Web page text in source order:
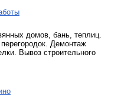
домов, бань, теплиц.
Демонтаж
Вывоз строительного